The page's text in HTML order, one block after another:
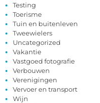
Testing
Toerisme
Tuin en buitenleven
Tweewielers
Uncategorized
Vakantie
Vastgoed fotografie
Verbouwen
Verenigingen
Vervoer en transport
Wijn